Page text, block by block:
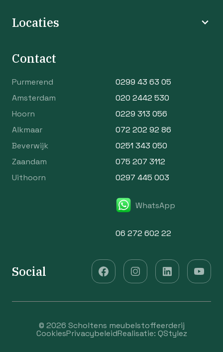
Locaties
Contact
Purmerend
0299 43 63 05
Amsterdam
020 2442 530
Hoorn
0229 313 056
Alkmaar
072 202 92 86
Beverwijk
0251 343 050
Zaandam
075 207 3112
Uithoorn
0297 445 003
WhatsApp
06 272 602 22
Social
© 2026 Scholtens meubelstoffeerderij
CookiesPrivacybeleidRealisatie: QStylez